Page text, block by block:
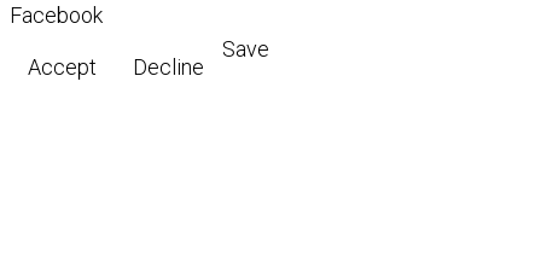
Facebook
Accept Decline
Save